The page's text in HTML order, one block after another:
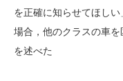
を正確に知らせてほし
場合，他のクラスの車
を述べた